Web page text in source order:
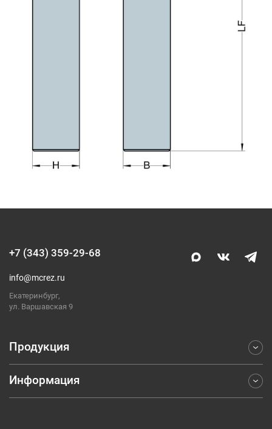
Продукция
Фрезерование
Точение
Информация
+7 (343) 359-29-68
info@mcrez.ru
Екатеринбург,
ул. Варшавская 9